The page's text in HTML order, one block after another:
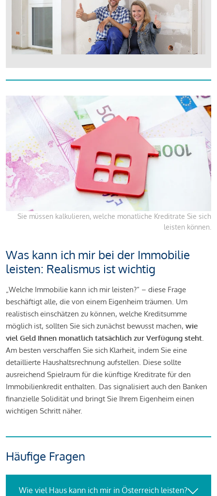
Sie müssen kalkulieren, welche monatliche Kreditrate Sie sich
leisten können.
Was kann ich mir bei der Immobilie
leisten: Realismus ist wichtig
„Welche Immobilie kann ich mir leisten?“ – diese Frage
beschäftigt alle, die von einem Eigenheim träumen. Um
realistisch einschätzen zu können, welche Kreditsumme
möglich ist, sollten Sie sich zunächst bewusst machen, wie
viel Geld Ihnen monatlich tatsächlich zur Verfügung steht.
Am besten verschaffen Sie sich Klarheit, indem Sie eine
detaillierte Haushaltsrechnung aufstellen. Diese sollte
ausreichend Spielraum für die künftige Kreditrate für den
Immobilienkredit enthalten. Das signalisiert auch den Banken
finanzielle Solidität und bringt Sie Ihrem Eigenheim einen
wichtigen Schritt näher.
Häufige Fragen
Wie viel Haus kann ich mir in Österreich leisten?